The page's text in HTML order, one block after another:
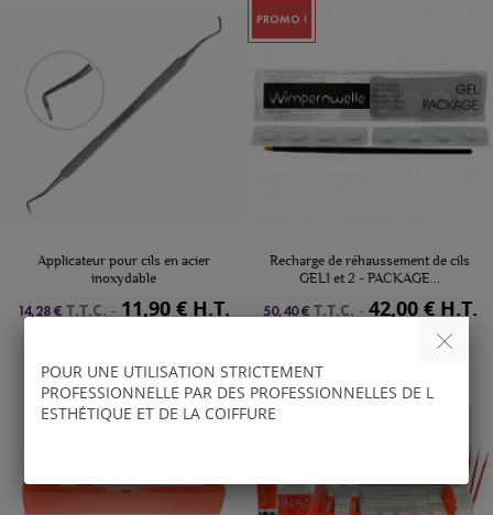
Applicateur pour cils en acier
inoxydable
14,28 € T.T.C. - 11,90 € H.T.
PROMO !
Recharge de réhaussement de cils
GEL1 et 2 - PACKAGE...
50,40 € T.T.C. - 42,00 € H.T.
POUR UNE UTILISATION STRICTEMENT
PROFESSIONNELLE PAR DES PROFESSIONNELLES DE L
ESTHÉTIQUE ET DE LA COIFFURE